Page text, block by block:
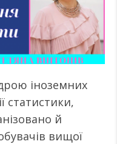
іноземних
статистики,
й
вищої